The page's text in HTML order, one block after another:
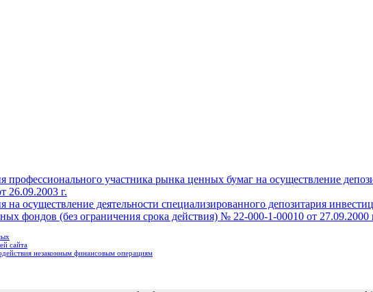
профессионального участника рынка ценных бумаг на осуществление
26.09.2003 г.
на осуществление деятельности специализированного депозитария
фондов (без ограничения срока действия) № 22-000-1-00010 от 27.09.2000
сайта
незаконным финансовым операциям